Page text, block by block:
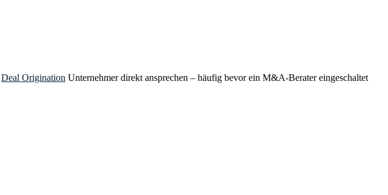
Deal Origination Unternehmer direkt ansprechen – häufig bevor ein M&A-Berater eingeschaltet